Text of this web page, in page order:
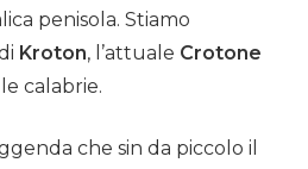
penisola. Stiamo
Kroton, l’attuale Crotone
calabrie.
che sin da piccolo il